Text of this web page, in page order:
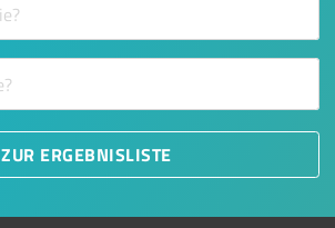
ZUR ERGEBNISLISTE